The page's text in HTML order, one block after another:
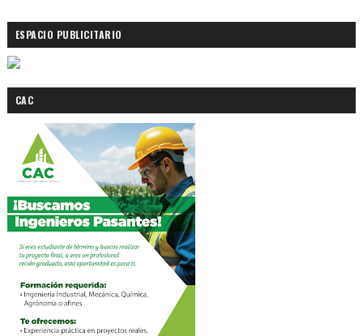
ESPACIO PUBLICITARIO
CAC